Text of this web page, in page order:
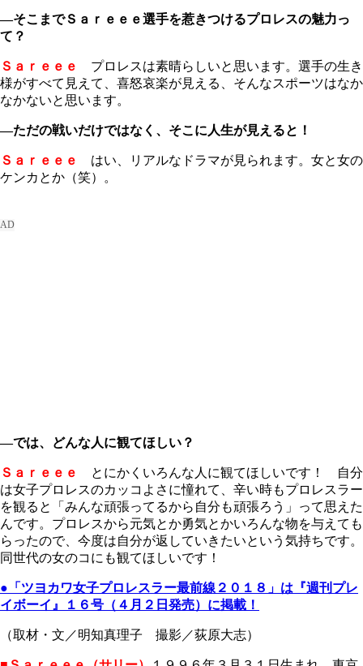
―そこまでＳａｒｅｅｅ選手を惹きつけるプロレスの魅力っ
て？
Ｓａｒｅｅｅ
プロレスは素晴らしいと思います。選手の生き
様がすべて見えて、喜怒哀楽が見える、そんなスポーツはなか
なかないと思います。
―ただの戦いだけではなく、そこに人生が見えると！
Ｓａｒｅｅｅ
はい、リアルなドラマが見られます。女と女の
ケンカとか（笑）。
―では、どんな人に観てほしい？
Ｓａｒｅｅｅ
とにかくいろんな人に観てほしいです！ 自分
は女子プロレスのカッコよさに憧れて、辛い時もプロレスラー
を観ると「みんな頑張ってるから自分も頑張ろう」って思えた
んです。プロレスから元気とか勇気とかいろんな物を与えても
らったので、今度は自分が返していきたいという気持ちです。
同世代の女のコにも観てほしいです！
●「ツヨカワ女子プロレスラー最前線２０１８」は『週刊プレ
イボーイ』１６号（４月２日発売）に掲載！
（取材・文／明知真理子 撮影／荻原大志）